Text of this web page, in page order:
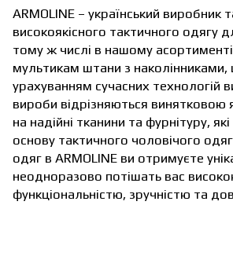
ARMOLINE – український виробник
високоякісного тактичного одягу
тому ж числі в нашому
мультикам штани з наколінниками,
урахуванням сучасних технологій
вироби відрізняються винятковою
на надійні тканини та фурнітуру,
основу тактичного чоловічого
одяг в ARMOLINE ви отримуєте
неодноразово потішать вас
функціональністю, зручністю та